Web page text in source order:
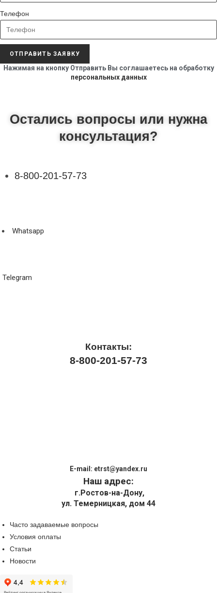
Телефон
ОТПРАВИТЬ ЗАЯВКУ
Нажимая на кнопку Отправить Вы соглашаетесь на обработку
персональных данных
Остались вопросы или нужна
консультация?
8-800-201-57-73
Whatsapp
Telegram
Контакты:
8-800-201-57-73
E-mail: etrst@yandex.ru
Наш адрес:
г.Ростов-на-Дону,
ул. Темерницкая, дом 44
Часто задаваемые вопросы
Условия оплаты
Статьи
Новости